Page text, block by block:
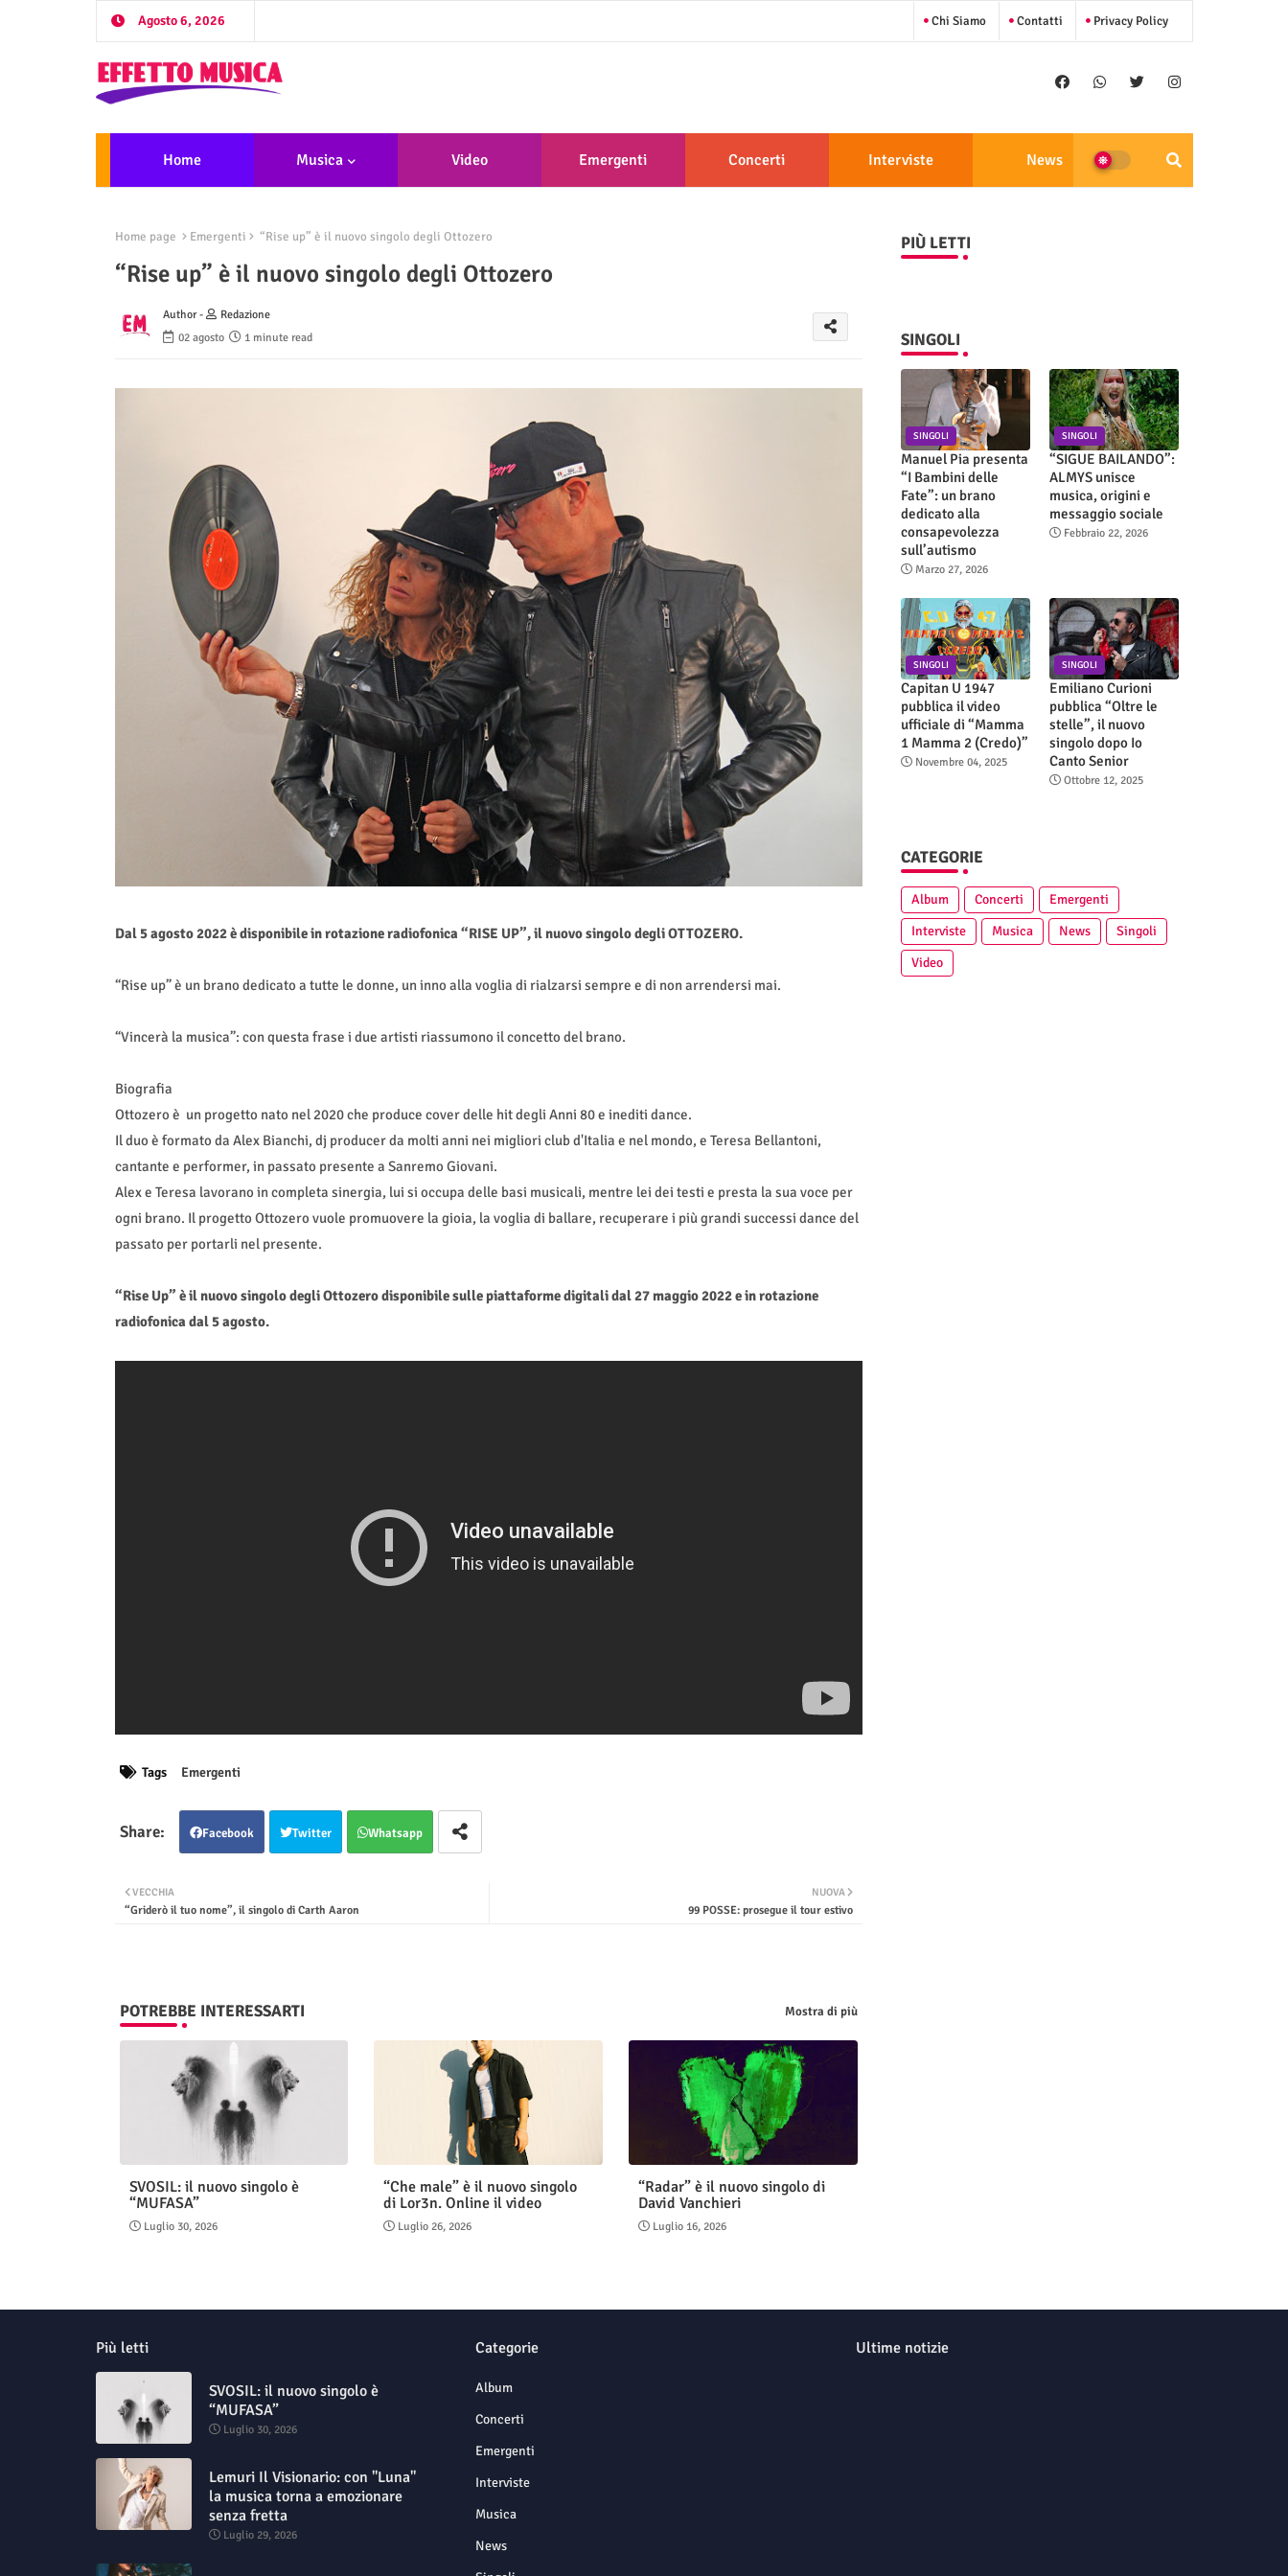
Agosto 6, 2026 Chi Siamo Contatti Privacy Policy
Home Musica Video Emergenti Concerti Interviste News
Home page Emergenti “Rise up” è il nuovo singolo degli Ottozero
“Rise up” è il nuovo singolo degli Ottozero
Author -
Redazione
02 agosto
1 minute read
Dal 5 agosto 2022 è disponibile in rotazione radiofonica “RISE UP”, il nuovo singolo degli OTTOZERO.
“Rise up” è un brano dedicato a tutte le donne, un inno alla voglia di rialzarsi sempre e di non arrendersi mai.
“Vincerà la musica”: con questa frase i due artisti riassumono il concetto del brano.
Biografia
Ottozero è un progetto nato nel 2020 che produce cover delle hit degli Anni 80 e inediti dance.
Il duo è formato da Alex Bianchi, dj producer da molti anni nei migliori club d'Italia e nel mondo, e Teresa Bellantoni,
cantante e performer, in passato presente a Sanremo Giovani.
Alex e Teresa lavorano in completa sinergia, lui si occupa delle basi musicali, mentre lei dei testi e presta la sua voce per
ogni brano. Il progetto Ottozero vuole promuovere la gioia, la voglia di ballare, recuperare i più grandi successi dance del
passato per portarli nel presente.
“Rise Up” è il nuovo singolo degli Ottozero disponibile sulle piattaforme digitali dal 27 maggio 2022 e in rotazione
radiofonica dal 5 agosto.
Tags Emergenti
Facebook Twitter Whatsapp
NUOVA
99 POSSE: prosegue il tour estivo
VECCHIA
“Griderò il tuo nome”, il singolo di Carth Aaron
POTREBBE INTERESSARTI Mostra di più
SVOSIL: il nuovo singolo è
“MUFASA”
Luglio 30, 2026
“Che male” è il nuovo singolo
di Lor3n. Online il video
Luglio 26, 2026
“Radar” è il nuovo singolo di
David Vanchieri
Luglio 16, 2026
PIÙ LETTI
SINGOLI
SINGOLI
Manuel Pia presenta
“I Bambini delle
Fate”: un brano
dedicato alla
consapevolezza
sull’autismo
Marzo 27, 2026
SINGOLI
“SIGUE BAILANDO”:
ALMYS unisce
musica, origini e
messaggio sociale
Febbraio 22, 2026
SINGOLI
Capitan U 1947
pubblica il video
ufficiale di “Mamma
1 Mamma 2 (Credo)”
Novembre 04, 2025
SINGOLI
Emiliano Curioni
pubblica “Oltre le
stelle”, il nuovo
singolo dopo Io
Canto Senior
Ottobre 12, 2025
CATEGORIE
Album Concerti
Emergenti
Interviste
Musica News
Singoli
Video
Più letti
SVOSIL: il nuovo singolo è
“MUFASA”
Luglio 30, 2026
Lemuri Il Visionario: con "Luna"
la musica torna a emozionare
senza fretta
Luglio 29, 2026
Categorie
Album
Concerti
Emergenti
Interviste
Musica
News
Ultime notizie